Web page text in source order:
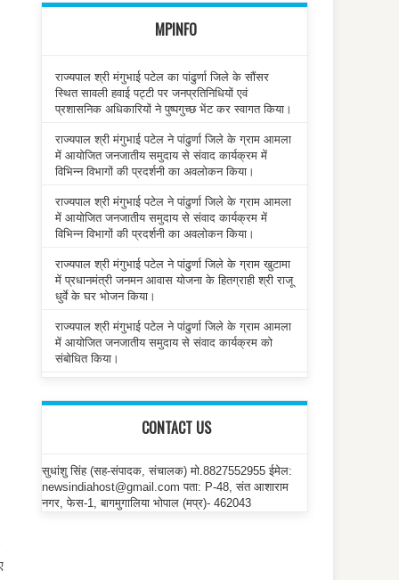
MPINFO
राज्यपाल श्री मंगुभाई पटेल का पांढुर्णा जिले के सौंसर
स्थित सावली हवाई पट्टी पर जनप्रतिनिधियों एवं
प्रशासनिक अधिकारियों ने पुष्पगुच्छ भेंट कर स्वागत किया।
राज्यपाल श्री मंगुभाई पटेल ने पांढुर्णा जिले के ग्राम आमला
में आयोजित जनजातीय समुदाय से संवाद कार्यक्रम में
विभिन्न विभागों की प्रदर्शनी का अवलोकन किया।
राज्यपाल श्री मंगुभाई पटेल ने पांढुर्णा जिले के ग्राम आमला
में आयोजित जनजातीय समुदाय से संवाद कार्यक्रम में
विभिन्न विभागों की प्रदर्शनी का अवलोकन किया।
राज्यपाल श्री मंगुभाई पटेल ने पांढुर्णा जिले के ग्राम खुटामा
में प्रधानमंत्री जनमन आवास योजना के हितग्राही श्री राजू
धुर्वे के घर भोजन किया।
राज्यपाल श्री मंगुभाई पटेल ने पांढुर्णा जिले के ग्राम आमला
में आयोजित जनजातीय समुदाय से संवाद कार्यक्रम को
संबोधित किया।
CONTACT US
सुधांशु सिंह (सह-संपादक, संचालक) मो.8827552955 ईमेल:
newsindiahost@gmail.com पता: P-48, संत आशाराम
नगर, फेस-1, बागमुगालिया भोपाल (मप्र)- 462043